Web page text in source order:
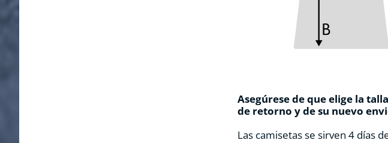
Asegúrese de que elige la
de retorno y de su nuevo
Las camisetas se sirven 4 días